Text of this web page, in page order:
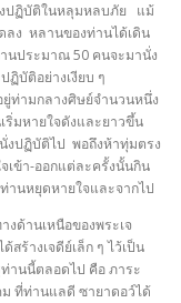
ปฏิบัติในหลุมหลบภัย แม้
ลง หลานของท่านได้เดิน
นประมาณ 50 คนจะมานั่ง
บัติอย่างเงียบ ๆ
ท่ามกลางศิษย์จำนวนหนึ่ง
มหายใจดังและยาวขึ้น
งปฏิบัติไป พอถึงห้าทุ่มตรง
เข้า-ออกแต่ละครั้งนั้นกิน
านหยุดหายใจและจากไป
งด้านเหนือของพระเจ
ร้างเจดีย์เล็ก ๆ ไว้เป็น
านนี้ตลอดไป คือ ภาระ
ที่ท่านแลดี ซายาดอว์ได้